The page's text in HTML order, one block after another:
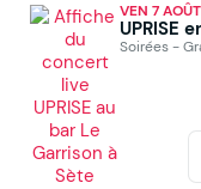
VEN 7
UPRISE
Soirées -